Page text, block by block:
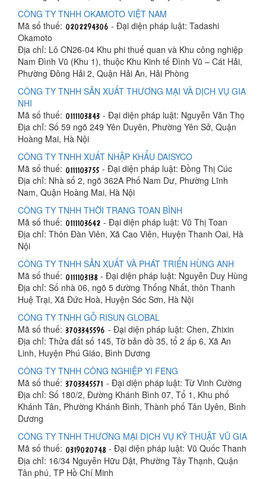
CÔNG TY TNHH OKAMOTO VIỆT NAM
Mã số thuế:
- Đại diện pháp luật: Tadashi
Okamoto
Địa chỉ: Lô CN26-04 Khu phi thuế quan và Khu công nghiệp
Nam Đình Vũ (Khu 1), thuộc Khu Kinh tế Đình Vũ – Cát Hải,
Phường Đông Hải 2, Quận Hải An, Hải Phòng
CÔNG TY TNHH SẢN XUẤT THƯƠNG MẠI VÀ DỊCH VỤ GIA
NHI
Mã số thuế:
- Đại diện pháp luật: Nguyễn Văn Thọ
Địa chỉ: Số 59 ngõ 249 Yên Duyên, Phường Yên Sở, Quận
Hoàng Mai, Hà Nội
CÔNG TY TNHH XUẤT NHẬP KHẨU DAISYCO
Mã số thuế:
- Đại diện pháp luật: Đồng Thị Cúc
Địa chỉ: Nhà số 2, ngõ 362A Phố Nam Dư, Phường Lĩnh
Nam, Quận Hoàng Mai, Hà Nội
CÔNG TY TNHH THỜI TRANG TOAN BÌNH
Mã số thuế:
- Đại diện pháp luật: Vũ Thị Toan
Địa chỉ: Thôn Đàn Viên, Xã Cao Viên, Huyện Thanh Oai, Hà
Nội
CÔNG TY TNHH SẢN XUẤT VÀ PHÁT TRIỂN HÙNG ANH
Mã số thuế:
- Đại diện pháp luật: Nguyễn Duy Hùng
Địa chỉ: Số nhà 06, ngõ 5 đường Thống Nhất, thôn Thanh
Huệ Trại, Xã Đức Hoà, Huyện Sóc Sơn, Hà Nội
CÔNG TY TNHH GỖ RISUN GLOBAL
Mã số thuế:
- Đại diện pháp luật: Chen, Zhixin
Địa chỉ: Thửa đất số 145, Tờ bản đồ 35, tổ 2 ấp 6, Xã An
Linh, Huyện Phú Giáo, Bình Dương
CÔNG TY TNHH CÔNG NGHIỆP YI FENG
Mã số thuế:
- Đại diện pháp luật: Từ Vinh Cường
Địa chỉ: Số 180/2, Đường Khánh Bình 07, Tổ 1, Khu phố
Khánh Tân, Phường Khánh Bình, Thành phố Tân Uyên, Bình
Dương
CÔNG TY TNHH THƯƠNG MẠI DỊCH VỤ KỸ THUẬT VŨ GIA
Mã số thuế:
- Đại diện pháp luật: Vũ Quốc Thanh
Địa chỉ: 16/34 Nguyễn Hữu Dật, Phường Tây Thạnh, Quận
Tân phú, TP Hồ Chí Minh